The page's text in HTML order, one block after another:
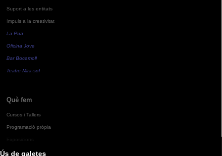
Ús de galetes
Suport a les entitats
Impuls a la creativitat
La Pua
Oficina Jove
Bar Bocamoll
Teatre Mira-sol
Què fem
Cursos i Tallers
Programació pròpia